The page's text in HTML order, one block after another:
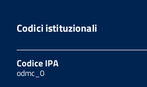
Codici istituzionali
Codice IPA
odmc_0